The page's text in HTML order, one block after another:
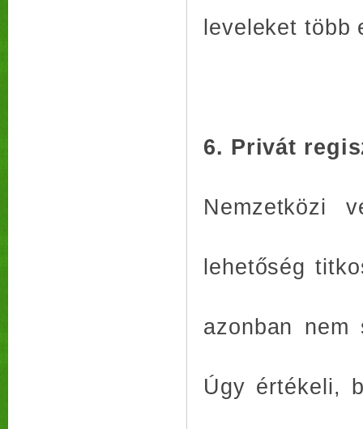
leveleket több
6. Privát
Nemzetközi
lehetőség
azonban
Úgy értékeli,